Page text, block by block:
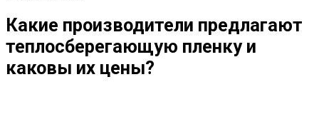
Какие производители предлагают
теплосберегающую пленку и
каковы их цены?